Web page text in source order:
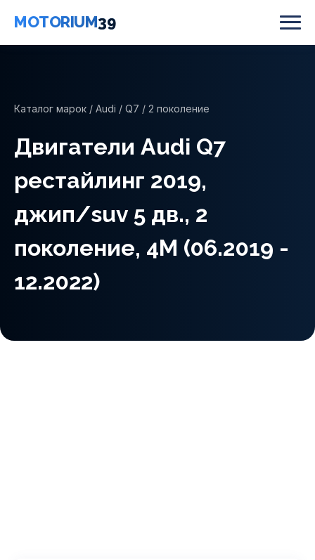
MOTORIUM39
Каталог марок / Audi / Q7 / 2 поколение
Двигатели Audi Q7
рестайлинг 2019,
джип/suv 5 дв., 2
поколение, 4M (06.2019 -
12.2022)